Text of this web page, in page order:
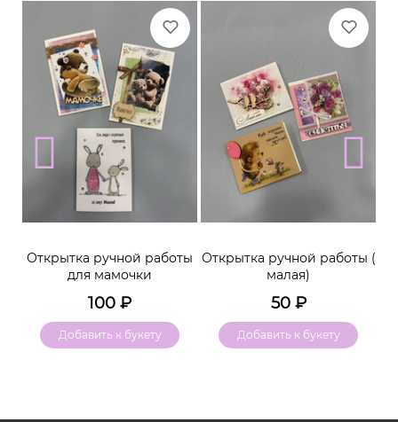
Открытка ручной работы
для мамочки
100 ₽
Добавить к букету
Открытка ручной работы (
малая)
50₽
Добавить к букету